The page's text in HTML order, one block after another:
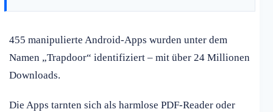
455 manipulierte Android-Apps wurden unter dem
Namen „Trapdoor“ identifiziert – mit über 24 Millionen
Downloads.
Die Apps tarnten sich als harmlose PDF-Reader oder